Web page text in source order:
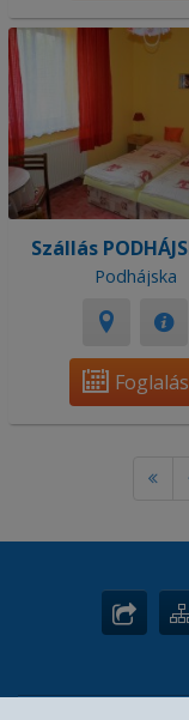
Szállás
Podhájska
Foglalás